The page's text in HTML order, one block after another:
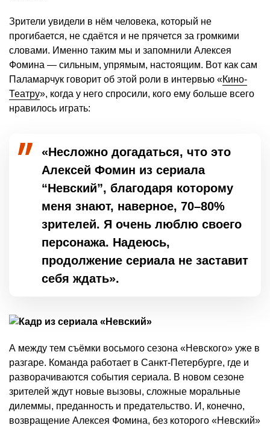
Зрители увидели в нём человека, который не
прогибается, не сдаётся и не прячется за громкими
словами. Именно таким мы и запомнили Алексея
Фомина — сильным, упрямым, настоящим. Вот как сам
Паламарчук говорит об этой роли в интервью «Кино-
Театру», когда у него спросили, кого ему больше всего
нравилось играть:
«Несложно догадаться, что это
Алексей Фомин из сериала
“Невский”, благодаря которому
меня знают, наверное, 70–80%
зрителей. Я очень люблю своего
персонажа. Надеюсь,
продолжение сериала не заставит
себя ждать».
А между тем съёмки восьмого сезона «Невского» уже в
разгаре. Команда работает в Санкт-Петербурге, где и
разворачиваются события сериала. В новом сезоне
зрителей ждут новые вызовы, сложные моральные
дилеммы, преданность и предательство. И, конечно,
возвращение Алексея Фомина, без которого «Невский»